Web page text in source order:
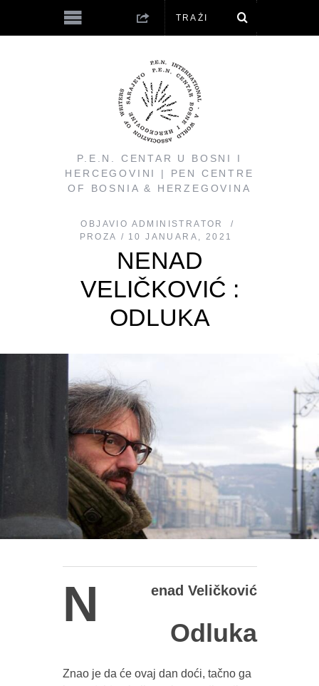
P.E.N. CENTAR U BOSNI I
HERCEGOVINI | PEN CENTRE
OF BOSNIA & HERZEGOVINA
OBJAVIO ADMINISTRATOR
PROZA
10 JANUARA, 2021
NENAD
VELIČKOVIĆ :
ODLUKA
N enad Veličković
Odluka
Znao je da će ovaj dan doći, tačno ga